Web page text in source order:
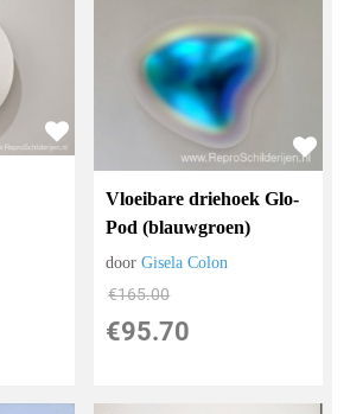
Vloeibare driehoek Glo-
Pod (blauwgroen)
doorGisela Colon
€165.00
€95.70